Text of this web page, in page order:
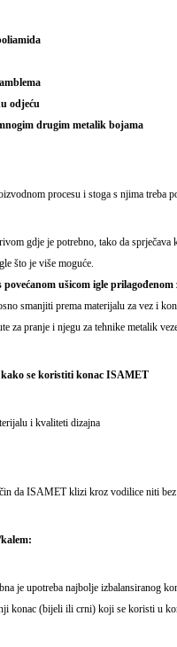
odjeću
drugim metalik bojama
procesu i stoga s njima treba
gdje je potrebno, tako da sprječava
što je više moguće.
ušicom igle
smanjiti prema materijalu za vez i
za pranje i njegu za tehnike metalik
se koristiti konac ISAMET
i kvaliteti dizajna
da ISAMET klizi kroz vodilice niti
je upotreba najbolje izbalansiranog
konac (bijeli ili crni) koji se koristi u